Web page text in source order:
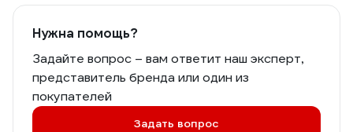
Нужна помощь?
Задайте вопрос – вам ответит наш эксперт,
представитель бренда или один из
покупателей
Задать вопрос